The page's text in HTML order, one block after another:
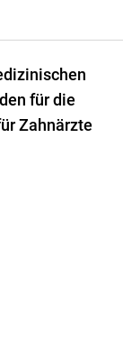
für die
Zahnärzte